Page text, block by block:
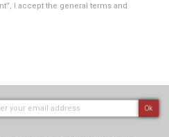
I accept the general terms and
Ok